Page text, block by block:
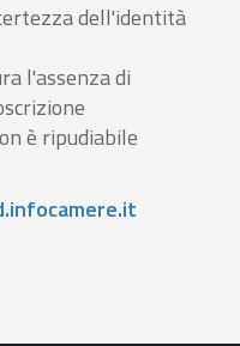
dell'identità
l'assenza di
è ripudiabile